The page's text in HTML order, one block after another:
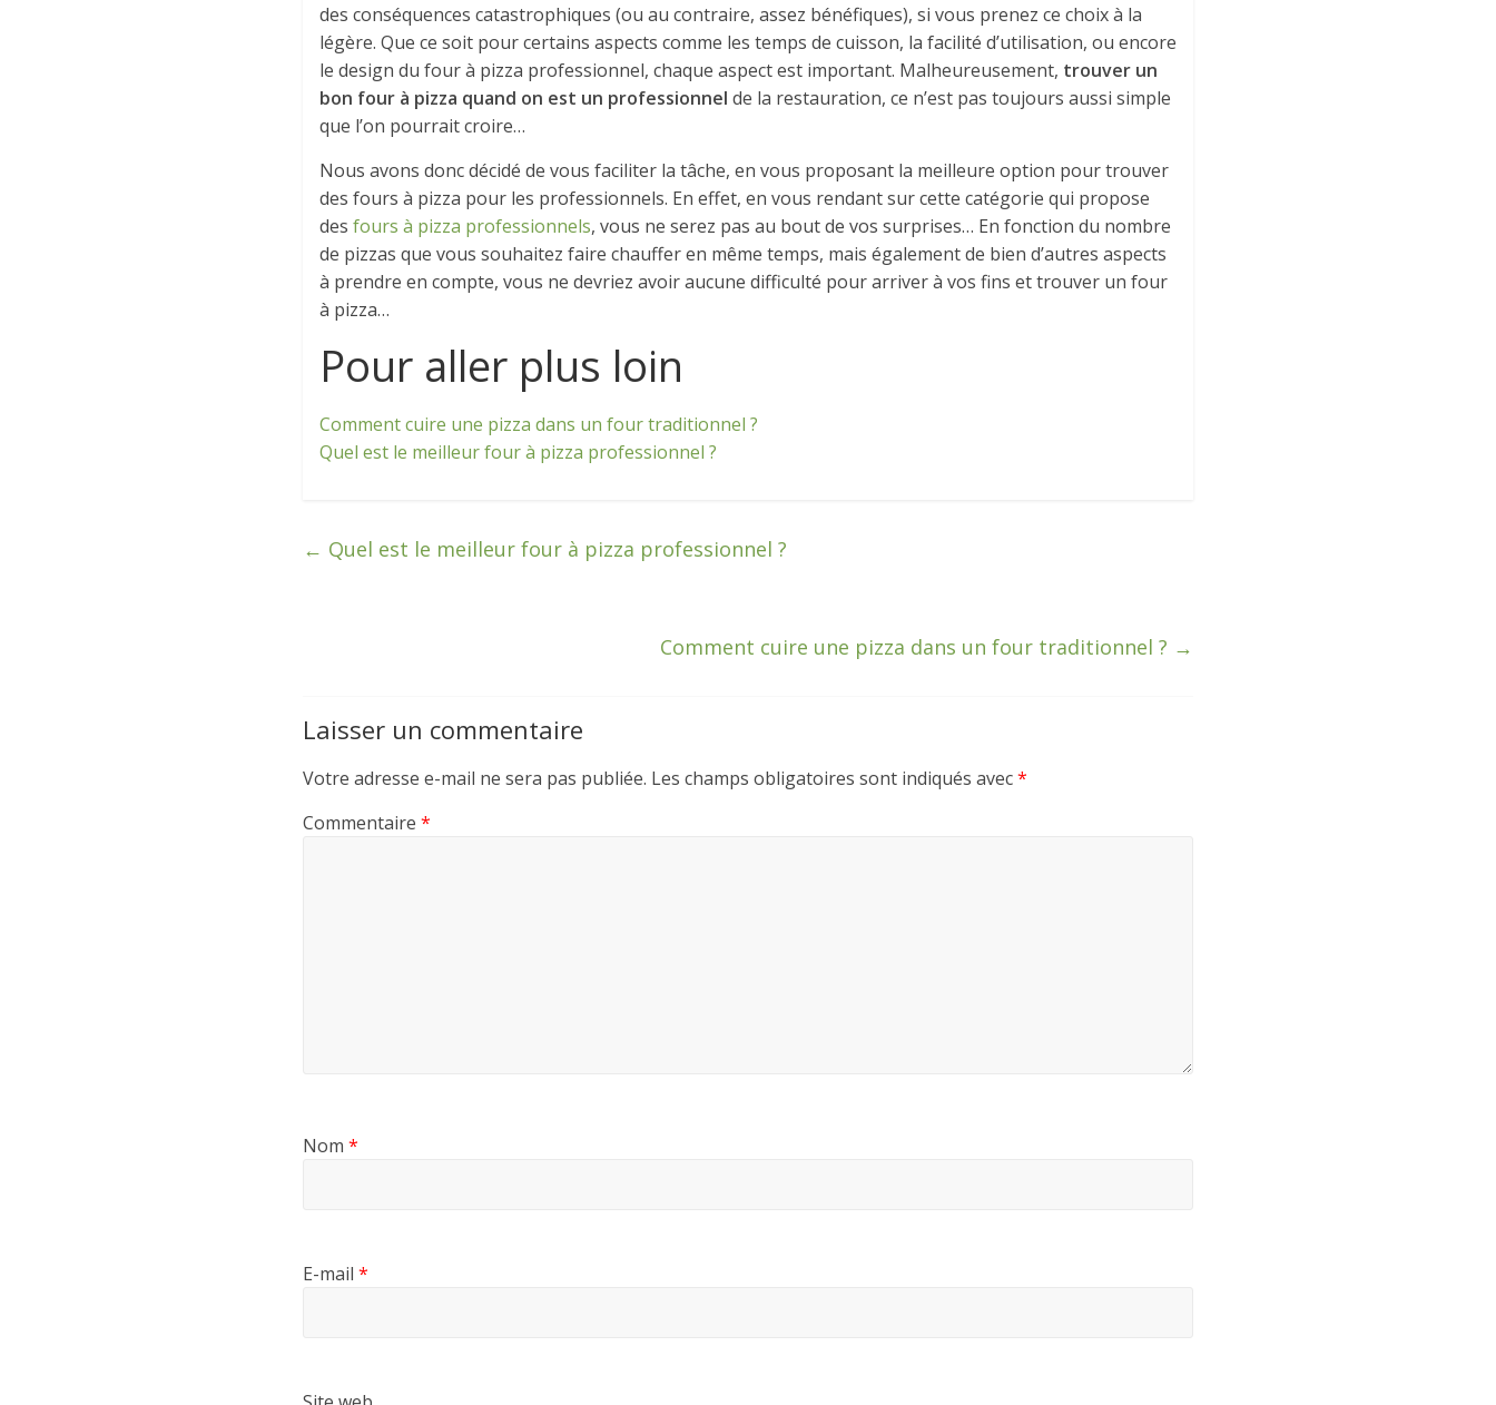
des conséquences catastrophiques (ou au contraire, assez bénéfiques), si vous prenez ce choix à la
légère. Que ce soit pour certains aspects comme les temps de cuisson, la facilité d’utilisation, ou encore
le design du four à pizza professionnel, chaque aspect est important. Malheureusement, trouver un
bon four à pizza quand on est un professionnel de la restauration, ce n’est pas toujours aussi simple
que l’on pourrait croire…
Nous avons donc décidé de vous faciliter la tâche, en vous proposant la meilleure option pour trouver
des fours à pizza pour les professionnels. En effet, en vous rendant sur cette catégorie qui propose
des fours à pizza professionnels, vous ne serez pas au bout de vos surprises… En fonction du nombre
de pizzas que vous souhaitez faire chauffer en même temps, mais également de bien d’autres aspects
à prendre en compte, vous ne devriez avoir aucune difficulté pour arriver à vos fins et trouver un four
à pizza…
Pour aller plus loin
Comment cuire une pizza dans un four traditionnel ?
Quel est le meilleur four à pizza professionnel ?
← Quel est le meilleur four à pizza professionnel ?
Comment cuire une pizza dans un four traditionnel ? →
Laisser un commentaire
Votre adresse e-mail ne sera pas publiée. Les champs obligatoires sont indiqués avec*
Commentaire *
Nom *
E-mail *